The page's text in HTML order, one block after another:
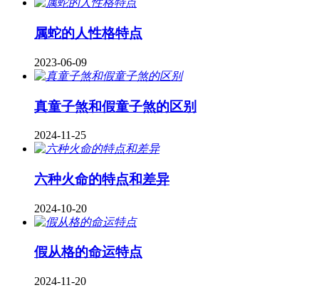
属蛇的人性格特点
2023-06-09
真童子煞和假童子煞的区别
2024-11-25
六种火命的特点和差异
2024-10-20
假从格的命运特点
2024-11-20